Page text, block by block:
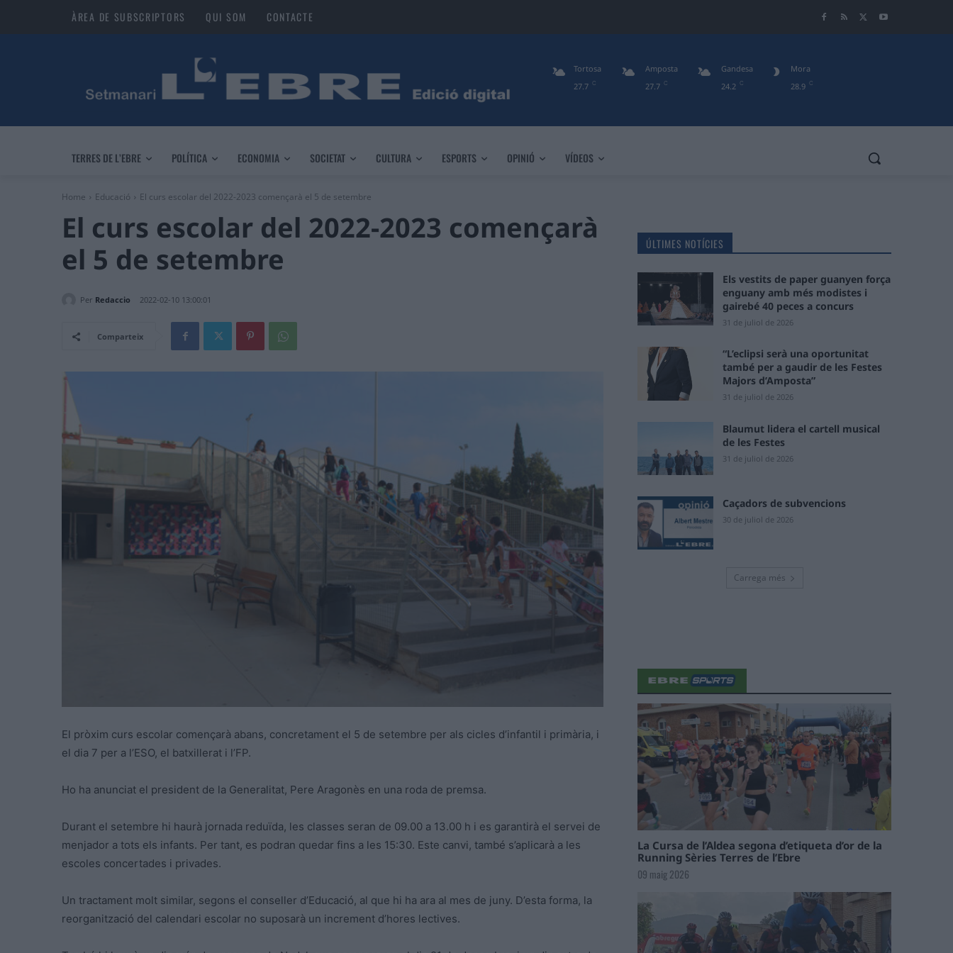
ÀREA DE SUBSCRIPTORS QUI SOM CONTACTE
27.7 C
Tortosa
27.7 C
Amposta
24.2 C
Gandesa
28.9 C
Mora
TERRES DE L’EBRE POLÍTICA ECONOMIA SOCIETAT CULTURA ESPORTS OPINIÓ VÍDEOS
Home Educació El curs escolar del 2022-2023 començarà el 5 de setembre
El curs escolar del 2022-2023 començarà
el 5 de setembre
Per Redaccio 2022-02-10 13:00:01
Comparteix
El pròxim curs escolar començarà abans, concretament el 5 de setembre per als cicles d’infantil i primària, i
el dia 7 per a l’ESO, el batxillerat i l’FP.
Ho ha anunciat el president de la Generalitat, Pere Aragonès en una roda de premsa.
Durant el setembre hi haurà jornada reduïda, les classes seran de 09.00 a 13.00 h i es garantirà el servei de
menjador a tots els infants. Per tant, es podran quedar fins a les 15:30. Este canvi, també s’aplicarà a les
escoles concertades i privades.
Un tractament molt similar, segons el conseller d’Educació, al que hi ha ara al mes de juny. D’esta forma, la
reorganització del calendari escolar no suposarà un increment d’hores lectives.
ÚLTIMES NOTÍCIES
Els vestits de paper guanyen força
enguany amb més modistes i
gairebé 40 peces a concurs
31 de juliol de 2026
“L’eclipsi serà una oportunitat
també per a gaudir de les Festes
Majors d’Amposta”
31 de juliol de 2026
Blaumut lidera el cartell musical
de les Festes
31 de juliol de 2026
Caçadors de subvencions
30 de juliol de 2026
Carrega més
La Cursa de l’Aldea segona d’etiqueta d’or de la
Running Sèries Terres de l’Ebre
09 maig 2026